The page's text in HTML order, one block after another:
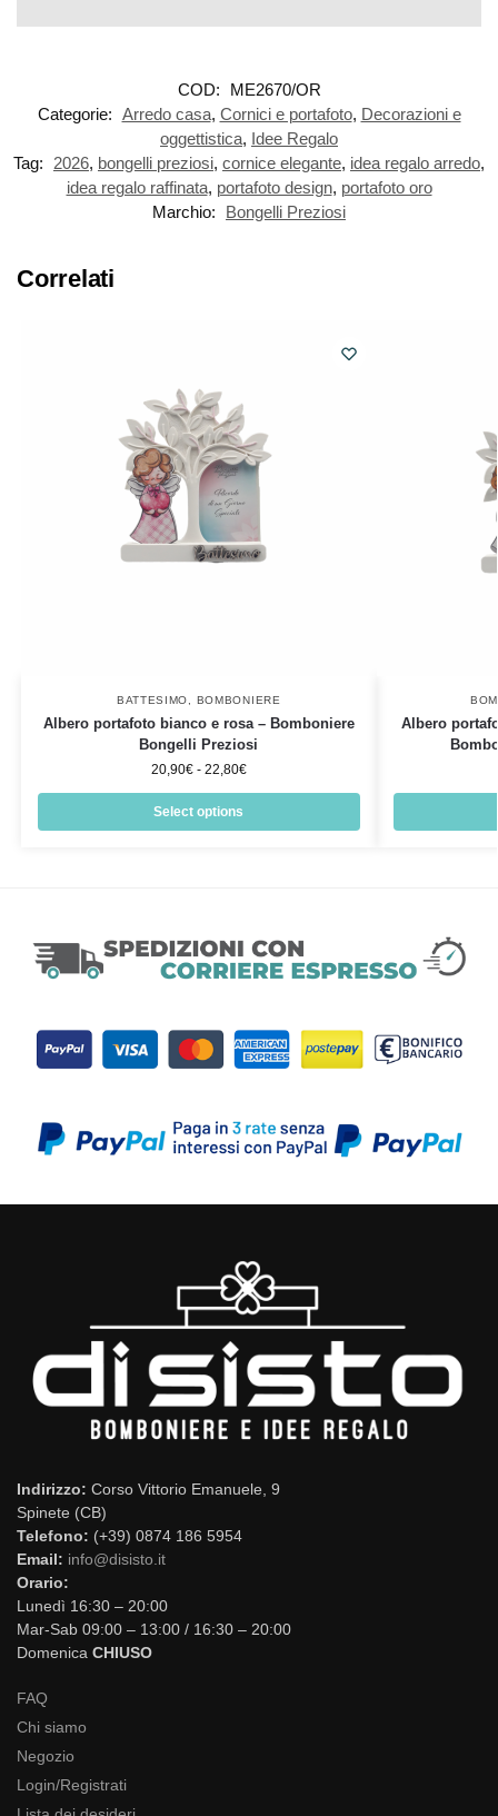
COD:
ME2670/OR
Categorie: Arredo casa, Cornici e portafoto, Decorazioni e
oggettistica, Idee Regalo
Tag:
2026, bongelli preziosi, cornice elegante, idea regalo arredo,
idea regalo raffinata, portafoto design, portafoto oro
Marchio:
Bongelli Preziosi
Correlati
BATTESIMO, BOMBONIERE
Albero portafoto bianco e rosa – Bomboniere
Bongelli Preziosi
20,90€ - 22,80€
Select options
Albero
Indirizzo: Corso Vittorio Emanuele, 9
Spinete (CB)
Telefono: (+39) 0874 186 5954
Email: info@disisto.it
Orario:
Lunedì 16:30 – 20:00
Mar-Sab 09:00 – 13:00 / 16:30 – 20:00
Domenica CHIUSO
FAQ
Chi siamo
Negozio
Login/Registrati